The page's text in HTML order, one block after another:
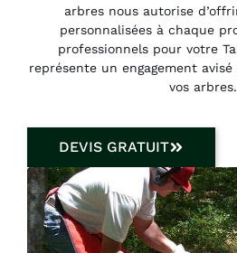
arbres nous autorise
personnalisées à chaque
professionnels pour votre
représente un engagement
vos arbres.
DEVIS GRATUIT